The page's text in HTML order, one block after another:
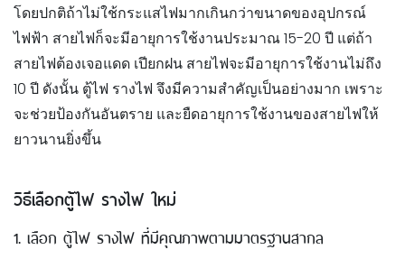
โดยปกติถ้าไม่ใช้กระแสไฟมากเกินกว่าขนาดของอุปกรณ์
ไฟฟ้า สายไฟก็จะมีอายุการใช้งานประมาณ 15-20 ปี แต่ถ้า
สายไฟต้องเจอแดด เปียกฝน สายไฟจะมีอายุการใช้งานไม่ถึง
10 ปี ดังนั้น ตู้ไฟ รางไฟ จึงมีความสำคัญเป็นอย่างมาก เพราะ
จะช่วยป้องกันอันตราย และยืดอายุการใช้งานของสายไฟให้
ยาวนานยิ่งขึ้น
วิธีเลือกตู้ไฟ รางไฟ ใหม่
1. เลือก ตู้ไฟ รางไฟ ที่มีคุณภาพตามมาตรฐานสากล